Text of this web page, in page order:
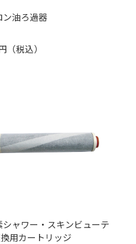
ン油ろ過器
（税込）
シャワー・スキンビューテ
用カートリッジ